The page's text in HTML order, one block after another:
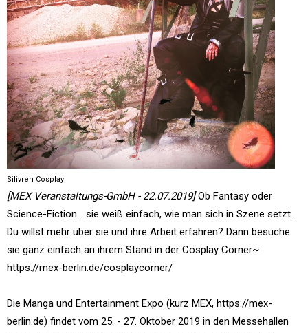
Silivren Cosplay
[MEX Veranstaltungs-GmbH - 22.07.2019]Ob Fantasy oder
Science-Fiction... sie weiß einfach, wie man sich in Szene setzt.
Du willst mehr über sie und ihre Arbeit erfahren? Dann besuche
sie ganz einfach an ihrem Stand in der Cosplay Corner~
https://mex-berlin.de/cosplaycorner/
Die Manga und Entertainment Expo (kurz MEX, https://mex-
berlin.de) findet vom 25. - 27. Oktober 2019 in den Messehallen